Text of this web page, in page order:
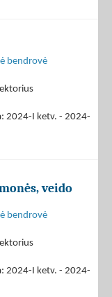
bendrovė
2024-I ketv. - 2024-
veido
bendrovė
2024-I ketv. - 2024-